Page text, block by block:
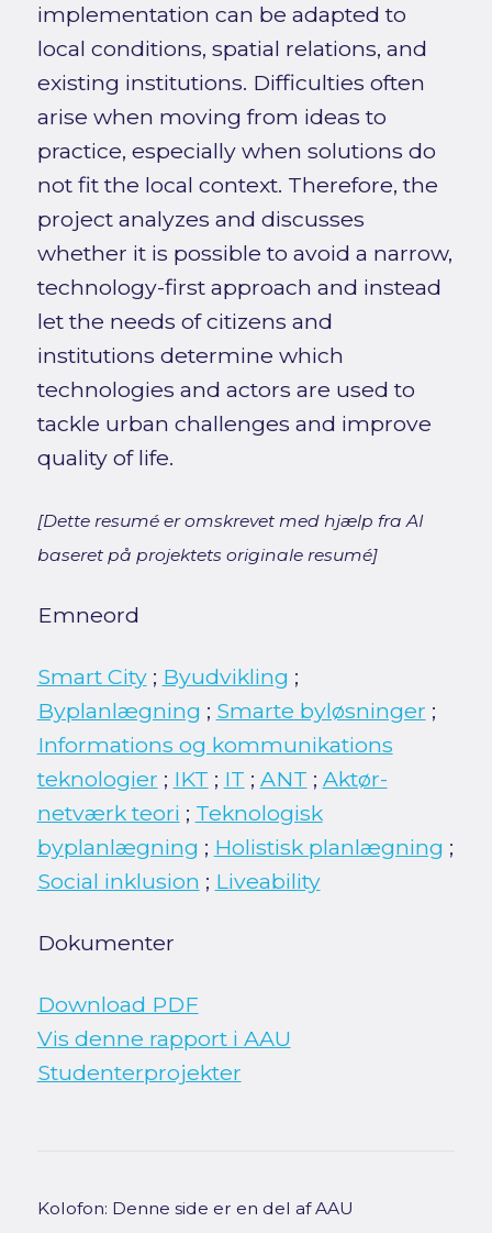
implementation can be adapted to
local conditions, spatial relations, and
existing institutions. Difficulties often
arise when moving from ideas to
practice, especially when solutions do
not fit the local context. Therefore, the
project analyzes and discusses
whether it is possible to avoid a narrow,
technology-first approach and instead
let the needs of citizens and
institutions determine which
technologies and actors are used to
tackle urban challenges and improve
quality of life.
[Dette resumé er omskrevet med hjælp fra AI
baseret på projektets originale resumé]
Emneord
Smart City; Byudvikling ;
Byplanlægning ; Smarte byløsninger ;
Informations og kommunikations
teknologier ; IKT ; IT ; ANT ; Aktør-
netværk teori ; Teknologisk
byplanlægning ; Holistisk planlægning ;
Social inklusion ; Liveability
Dokumenter
Download PDF
Vis denne rapport i AAU
Studenterprojekter
Kolofon: Denne side er en del af AAU